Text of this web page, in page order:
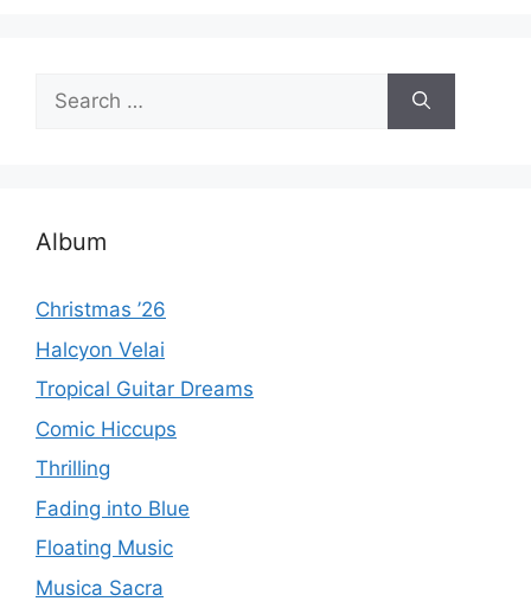
Search
for:
Album
Christmas ’26
Halcyon Velai
Tropical Guitar Dreams
Comic Hiccups
Thrilling
Fading into Blue
Floating Music
Musica Sacra